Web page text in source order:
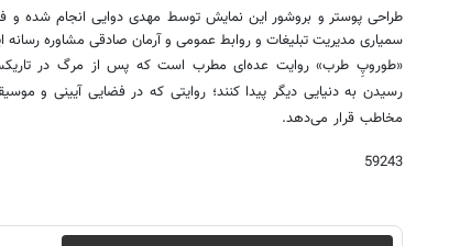
طراحی پوستر و بروشور این نمایش توسط مهدی دوایی انجام شده
سمیاری مدیریت تبلیغات و روابط عمومی و آرمان صادقی مشاوره رسانه
«طوروپِ طرب» روایت عده‌ای مطرب است که پس از مرگ در
رسیدن به دنیایی دیگر پیدا کنند؛ روایتی که در فضایی آیینی و
مخاطب قرار می‌دهد.
59243